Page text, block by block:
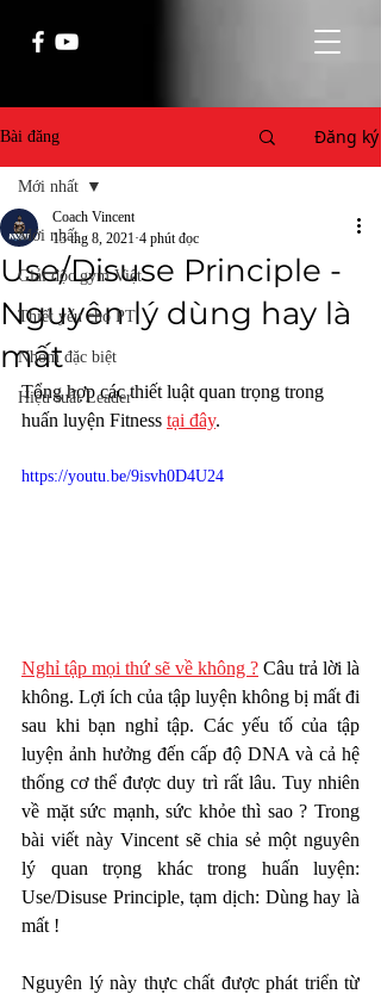
Bài đăng Đăng ký
Mới nhất
Giải độc gym Việt
Thiết yếu cho PT
Nhóm đặc biệt
Hiệu suất Leader
Mới nhất
Use/Disuse Principle -
Nguyên lý dùng hay là
mất
Coach Vincent
13 thg 8, 2021 4 phút đọc
Tổng hợp các thiết luật quan trọng trong
huấn luyện Fitness tại đây.
https://youtu.be/9isvh0D4U24
Nghỉ tập mọi thứ sẽ về không ? Câu trả lời là
không. Lợi ích của tập luyện không bị mất đi
sau khi bạn nghỉ tập. Các yếu tố của tập
luyện ảnh hưởng đến cấp độ DNA và cả hệ
thống cơ thể được duy trì rất lâu. Tuy nhiên
về mặt sức mạnh, sức khỏe thì sao ? Trong
bài viết này Vincent sẽ chia sẻ một nguyên
lý quan trọng khác trong huấn luyện:
Use/Disuse Principle, tạm dịch: Dùng hay là
mất !
Nguyên lý này thực chất được phát triển từ